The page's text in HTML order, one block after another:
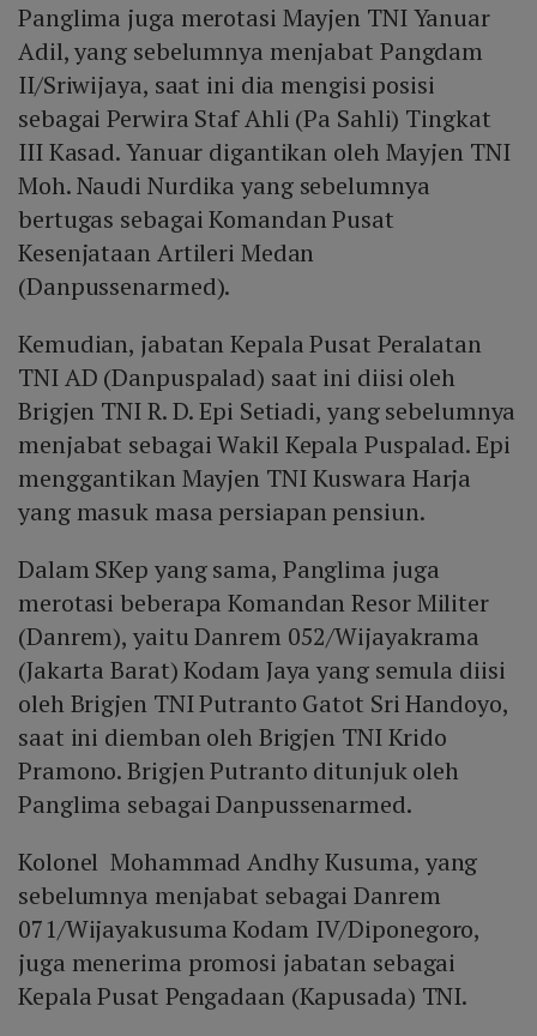
Panglima juga merotasi Mayjen TNI Yanuar
Adil, yang sebelumnya menjabat Pangdam
II/Sriwijaya, saat ini dia mengisi posisi
sebagai Perwira Staf Ahli (Pa Sahli) Tingkat
III Kasad. Yanuar digantikan oleh Mayjen TNI
Moh. Naudi Nurdika yang sebelumnya
bertugas sebagai Komandan Pusat
Kesenjataan Artileri Medan
(Danpussenarmed).
Kemudian, jabatan Kepala Pusat Peralatan
TNI AD (Danpuspalad) saat ini diisi oleh
Brigjen TNI R. D. Epi Setiadi, yang sebelumnya
menjabat sebagai Wakil Kepala Puspalad. Epi
menggantikan Mayjen TNI Kuswara Harja
yang masuk masa persiapan pensiun.
Dalam SKep yang sama, Panglima juga
merotasi beberapa Komandan Resor Militer
(Danrem), yaitu Danrem 052/Wijayakrama
(Jakarta Barat) Kodam Jaya yang semula diisi
oleh Brigjen TNI Putranto Gatot Sri Handoyo,
saat ini diemban oleh Brigjen TNI Krido
Pramono. Brigjen Putranto ditunjuk oleh
Panglima sebagai Danpussenarmed.
Kolonel Mohammad Andhy Kusuma, yang
sebelumnya menjabat sebagai Danrem
071/Wijayakusuma Kodam IV/Diponegoro,
juga menerima promosi jabatan sebagai
Kepala Pusat Pengadaan (Kapusada) TNI.